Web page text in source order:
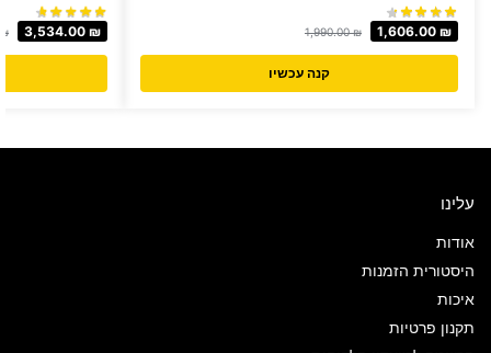
1,990.00₪ 1,606.00 ₪
קנה עכשיו
₪ 3,534.00 ₪
עלינו
אודות
היסטורית הזמנות
איכות
תקנון פרטיות